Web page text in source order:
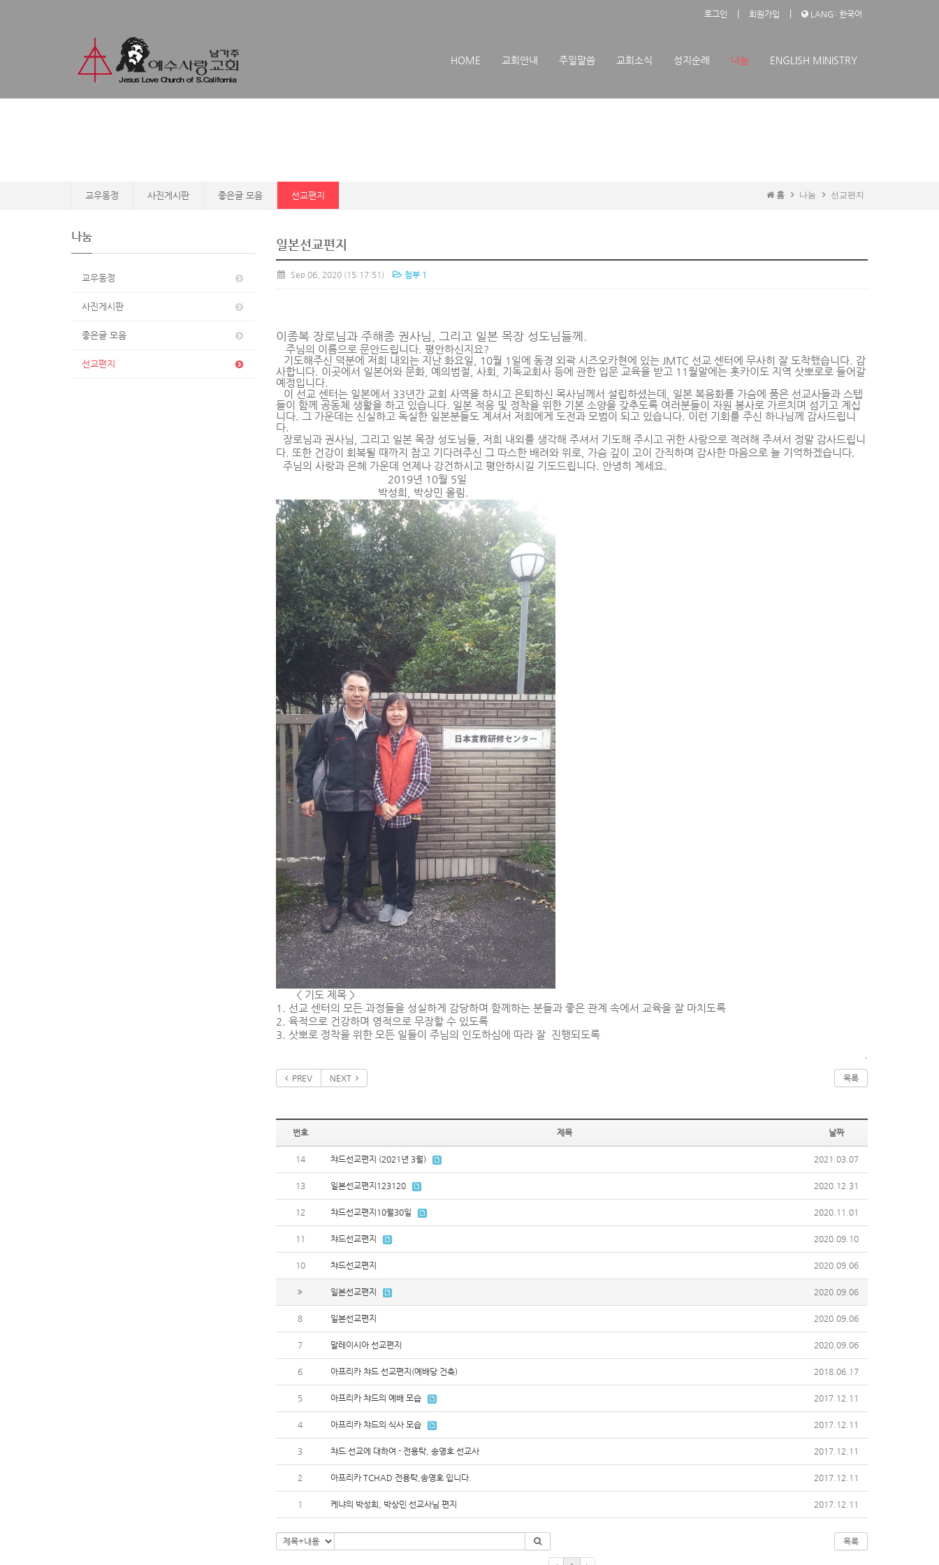
로그인 회원가입 LANG: 한국어
HOME 교회안내 주일말씀 교회소식 성지순례 나눔 ENGLISH MINISTRY
교우동정 사진게시판 좋은글 모음 선교편지 홈 나눔 선교편지
나눔
교우동정
사진게시판
좋은글 모음
선교편지
일본선교편지
Sep 06, 2020 (15:17:51) 첨부 1
이종복 장로님과 주해종 권사님 그리고 일본 목장 성도님들께 .
주님의 이름으로 문안드립니다 .평안하신지요?
기도해주신 덕분에 저희 내외는 지난 화요일
, 10월 1 일에 동경 외곽 시즈오카현에 있는 JMTC 선교 센터에 무사히 잘 도착했습니다. 감
사합니다. 이곳에서 일본어와 문화, 예의범절 사회 기독교회사 등에 관한 입문 교육을 받고 11월말에는 홋카이도 지역 삿뽀로로 들어갈
예정입니다.
이 선교 센터는 일본에서 33년간 교회 사역을 하시고 은퇴하신 목사님께서 설립하셨는데
일본 복음화를 가슴에 품은 선교사들과 스텝
들이 함께 공동체 생활을 하고 있습니다. 일본 적응 및 정착을 위한 기본 소양을 갖추도록 여러분들이 자원 봉사로 가르치며 섬기고 계십
니다. 그 가운데는 신실하고 독실한 일본분들도 계셔서 저희에게 도전과 모범이 되고 있습니다. 이런 기회를 주신 하나님께 감사드립니
다.
장로님과 권사님
그리고 일본 목장 성도님들, 저희 내외를 생각해 주셔서 기도해 주시고 귀한 사랑으로 격려해 주셔서 정말 감사드립니
다. 또한 건강이 회복될 때까지 참고 기다려주신 그 따스한 배려와 위로 가슴 깊이 고이 간직하며 감사한 마음으로 늘 기억하겠습니다.
주님의 사랑과 은혜 가운데 언제나 강건하시고 평안하시길 기도드립니다. 안녕히 계세요
2019년 10월 5일
박성희
박상민 올림
< 기도 제목 >
1. 선교 센터의 모든 과정들을 성실하게 감당하며 함께하는 분들과 좋은 관계 속에서 교육을 잘 마치도록
2. 육적으로 건강하며 영적으로 무장할 수 있도록
3. 삿뽀로 정착을 위한 모든 일들이 주님의 인도하심에 따라 잘 진행되도록
.
PREV NEXT 목록
번호 제목 날짜
14 챠드선교편지 (2021년 3월) 2021.03.07
13 일본선교편지123120 2020.12.31
12 챠드선교편지10월30일 2020.11.01
11 챠드선교편지 2020.09.10
10 챠드선교편지 2020.09.06
일본선교편지 2020.09.06
8 일본선교편지 2020.09.06
7 말레이시아 선교편지 2020.09.06
6 아프리카 챠드 선교편지(예배당 건축) 2018.06.17
5 아프리카 챠드의 예배 모습 2017.12.11
4 아프리카 챠드의 식사 모습 2017.12.11
3 챠드 선교에 대하여 - 전용탁, 송영호 선교사 2017.12.11
2 아프리카 TCHAD 전용탁,송영호 입니다. 2017.12.11
1 케냐의 박성희, 박상민 선교사님 편지 2017.12.11
목록